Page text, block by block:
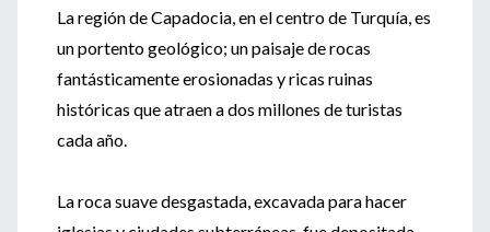
La región de Capadocia, en el centro de Turquía, es
un portento geológico; un paisaje de rocas
fantásticamente erosionadas y ricas ruinas
históricas que atraen a dos millones de turistas
cada año.
La roca suave desgastada, excavada para hacer